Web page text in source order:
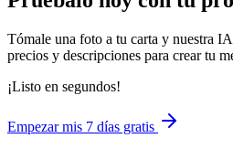
Tómale una foto a tu carta y nuestra
precios y descripciones para crear tu
¡Listo en segundos!
Empezar mis 7 días gratis